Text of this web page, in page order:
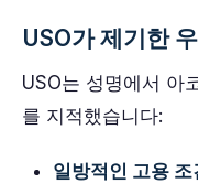
USO가 제기한
USO는 성명에서 아
를 지적했습니다:
일방적인 고용 조